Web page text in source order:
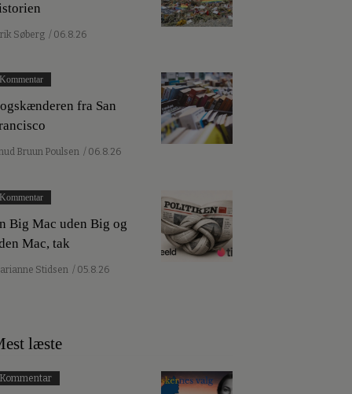
Søberg / 06.8.26
Kommentar
fra San
Bruun Poulsen / 06.8.26
Kommentar
Big Mac uden Big og
Mac, tak
Stidsen / 05.8.26
læste
Kommentar